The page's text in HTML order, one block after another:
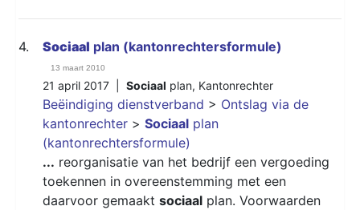
4. Sociaal plan (kantonrechtersformule)
13 maart 2010
21 april 2017 | Sociaal plan, Kantonrechter
Beëindiging dienstverband > Ontslag via de
kantonrechter > Sociaal plan
(kantonrechtersformule)
... reorganisatie van het bedrijf een vergoeding
toekennen in overeenstemming met een
daarvoor gemaakt sociaal plan. Voorwaarden